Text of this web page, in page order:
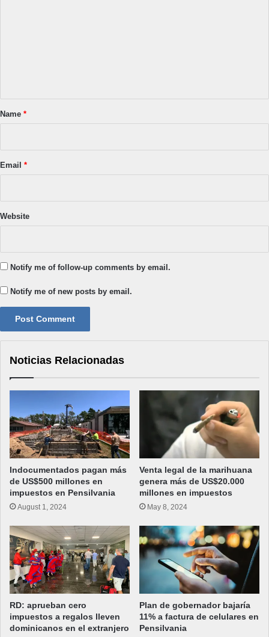
*Name *
Email *
Website
Notify me of follow-up comments by email.
Notify me of new posts by email.
Noticias Relacionadas
Indocumentados pagan más
de US$500 millones en
impuestos en Pensilvania
August 1, 2024
Venta legal de la marihuana
genera más de US$20.000
millones en impuestos
May 8, 2024
RD: aprueban cero
impuestos a regalos lleven
dominicanos en el extranjero
Plan de gobernador bajaría
11% a factura de celulares en
Pensilvania